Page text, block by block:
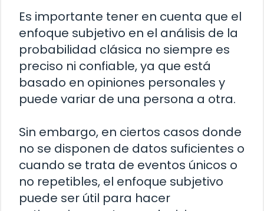
Es importante tener en cuenta que el
enfoque subjetivo en el análisis de la
probabilidad clásica no siempre es
preciso ni confiable, ya que está
basado en opiniones personales y
puede variar de una persona a otra.
Sin embargo, en ciertos casos donde
no se disponen de datos suficientes o
cuando se trata de eventos únicos o
no repetibles, el enfoque subjetivo
puede ser útil para hacer